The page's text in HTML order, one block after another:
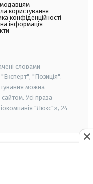
користування
конфіденційності
інформація
словами
"Позиція".
можна
Усі права
"Люкс"», 24